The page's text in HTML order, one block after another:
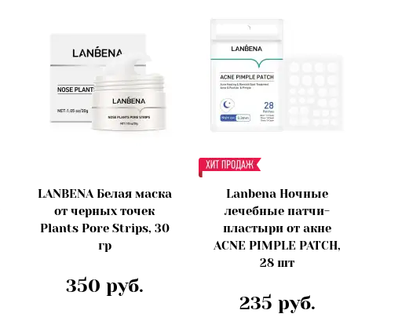
LANBENA Белая маска
от черных точек
Plants Pore Strips, 30
гр
350 руб.
Lanbena Ночные
лечебные патчи-
пластыри от акне
ACNE PIMPLE PATCH,
28 шт
235 руб.